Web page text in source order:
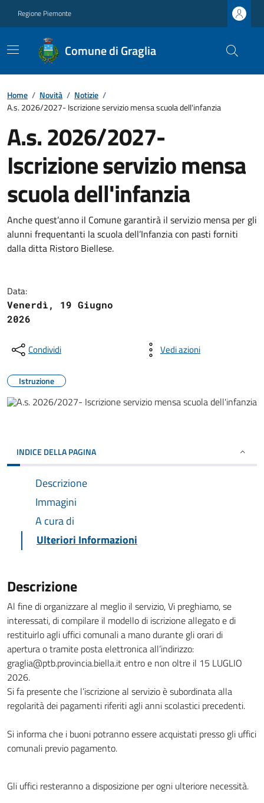
Regione Piemonte
Comune di Graglia
Home / Novità / Notizie /
A.s. 2026/2027- Iscrizione servizio mensa scuola dell'infanzia
A.s. 2026/2027-
Iscrizione servizio mensa
scuola dell'infanzia
Anche quest’anno il Comune garantirà il servizio mensa per gli
alunni frequentanti la scuola dell’Infanzia con pasti forniti
dalla ditta Ristoro Biellese.
Data:
Venerdì, 19 Giugno
2026
Condividi Vedi azioni
Istruzione
INDICE DELLA PAGINA
Descrizione
Immagini
A cura di
Ulteriori Informazioni
Descrizione
Al fine di organizzare al meglio il servizio, Vi preghiamo, se
interessati, di compilare il modello di iscrizione allegato e di
restituirlo agli uffici comunali a mano durante gli orari di
apertura o tramite posta elettronica all’indirizzo:
graglia@ptb.provincia.biella.it entro e non oltre il 15 LUGLIO
2026.
Si fa presente che l’iscrizione al servizio è subordinata alla
regolarità dei pagamenti riferiti agli anni scolastici precedenti.
Si informa che i buoni potranno essere acquistati presso gli uffici
comunali previo pagamento.
Gli uffici resteranno a disposizione per ogni ulteriore necessità.